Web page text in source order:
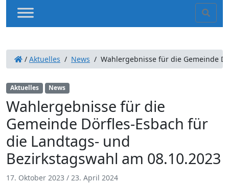
/ Aktuelles / News / Wahlergebnisse für die Gemeinde
Aktuelles News
Wahlergebnisse für die
Gemeinde Dörfles-Esbach für
die Landtags- und
Bezirkstagswahl am 08.10.2023
17. Oktober 2023 / 23. April 2024